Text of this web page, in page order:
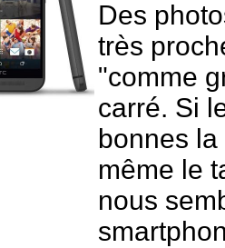
Des
très
"comme
carré. Si
bonnes
même le
nous